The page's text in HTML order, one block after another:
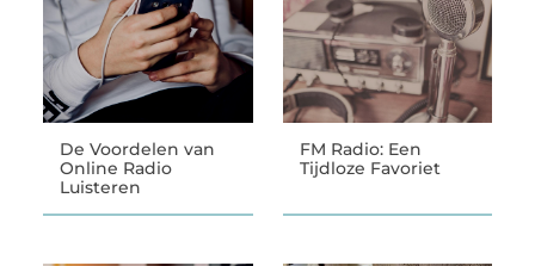
De Voordelen van
Online Radio
Luisteren
FM Radio: Een
Tijdloze Favoriet